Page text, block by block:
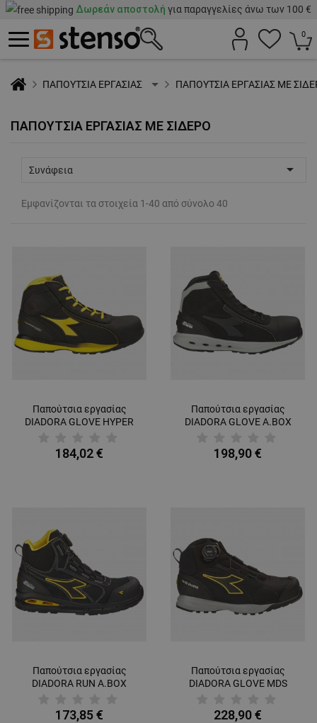
Δωρεάν αποστολή για παραγγελίες άνω των 100 €
0
ΠΑΠΟΥΤΣΙΑ ΕΡΓΑΣΙΑΣ ΠΑΠΟΥΤΣΙΑ ΕΡΓΑΣΙΑΣ ΜΕ
ΠΑΠΟΥΤΣΙΑ ΕΡΓΑΣΙΑΣ ΜΕ ΣΙΔΕΡΟ
Συνάφεια 
Εμφανίζονται τα στοιχεία 1-40 από σύνολο 40
Παπούτσια εργασίας
DIADORA GLOVE HYPER
BLACK
184,02 €
Παπούτσια εργασίας
DIADORA GLOVE A.BOX
BLACK
198,90 €
Παπούτσια εργασίας
DIADORA RUN A.BOX
SC ESD BLACK
173,85 €
Παπούτσια εργασίας
DIADORA GLOVE MDS
SC ESD BLACK
228,90 €